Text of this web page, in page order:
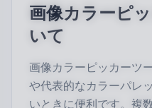
画像カラーピ
いて
画像カラーピッカーツ
や代表的なカラーパレ
いときに便利です。複